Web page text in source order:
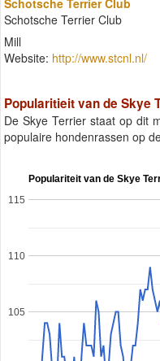
Schotsche Terrier Club
Mill
Website: http://www.stcnl.nl/
Popularitieit van de Skye
De Skye Terrier staat op dit
populaire hondenrassen op
Populariteit van de Skye
105
110
115